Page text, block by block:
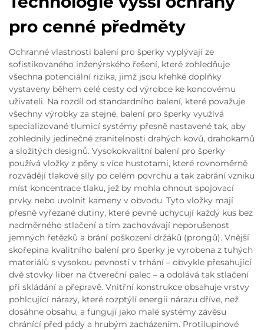
pro cenné předměty
Ochranné vlastnosti balení pro šperky vyplývají ze
sofistikovaného inženýrského řešení, které zohledňuje
všechna potenciální rizika, jimž jsou křehké doplňky
vystaveny během celé cesty od výrobce ke koncovému
uživateli. Na rozdíl od standardního balení, které považuje
všechny výrobky za stejné, balení pro šperky využívá
specializované tlumicí systémy přesně nastavené tak, aby
zohlednily jedinečné zranitelnosti drahých kovů, drahokamů
a složitých designů. Vysokokvalitní balení pro šperky
používá vložky z pěny s více hustotami, které rovnoměrně
rozvádějí tlakové síly po celém povrchu a tak zabrání vzniku
míst koncentrace tlaku, jež by mohla ohnout spojovací
prvky nebo uvolnit kameny v obvodu. Tyto vložky mají
přesně vyřezané dutiny, které pevně uchycují každý kus bez
nadměrného stlačení a tím zachovávají neporušenost
jemných řetězků a brání poškození držáků (prongů). Vnější
skořepina kvalitního balení pro šperky je vyrobena z tuhých
materiálů s vysokou pevností v trhání – obvykle přesahující
dvě stovky liber na čtvereční palec – a odolává tak stlačení
při skládání a přepravě. Vnitřní konstrukce obsahuje vrstvy
pohlcující nárazy, které rozptýlí energii nárazu dříve, než
dosáhne obsahu, a fungují jako malé systémy závěsu
chránící před pády a hrubým zacházením. Protilupinové